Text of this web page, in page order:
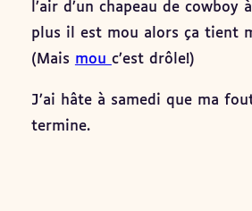
l’air d’un chapeau de cowboy
plus il est mou alors ça tient
(Mais mou c’est drôle!)
J’ai hâte à samedi que ma
termine.